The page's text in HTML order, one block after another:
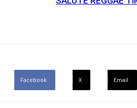
Facebook X Email